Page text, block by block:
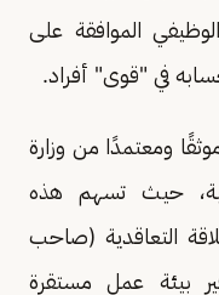
الموافقة على
في "قوى" أفراد.
ومعتمدًا من وزارة
حيث تسهم هذه
التعاقدية (صاحب
بيئة عمل مستقرة